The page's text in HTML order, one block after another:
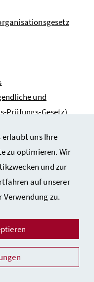
erlaubt uns Ihre
zu optimieren. Wir
und zur
auf unserer
Verwendung zu.
und
Prüfungs-Gesetz)
das
1985, das
das
forstwirtschaftliche